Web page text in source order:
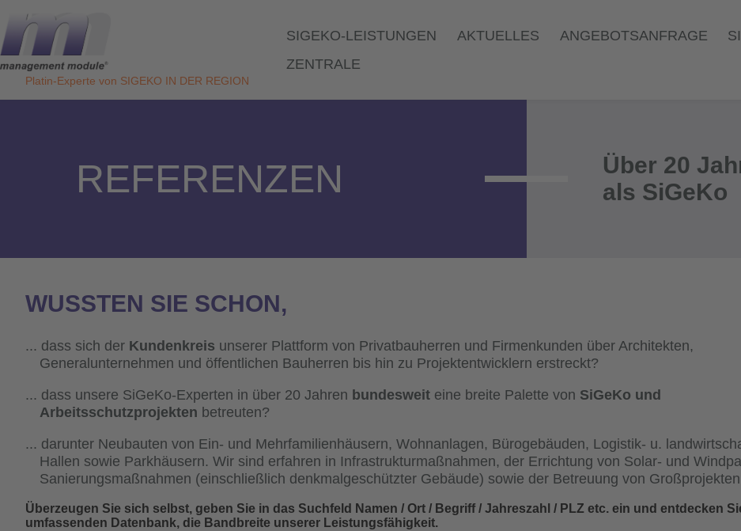
Inhalt
Platin-Experte von SIGEKO IN DER REGION
HAUPTNAVIGATION
SIGEKO-LEISTUNGEN AKTUELLES ANGEBOTSANFRAGE
ZENTRALE
REFERENZEN
Über 20
als SiGeKo
WUSSTEN SIE SCHON,
dass sich der Kundenkreis unserer Plattform von Privatbauherren und Firmenkunden über Architekten,
Generalunternehmen und öffentlichen Bauherren bis hin zu Projektentwicklern erstreckt?
dass unsere SiGeKo-Experten in über 20 Jahren bundesweit eine breite Palette von SiGeKo und
Arbeitsschutzprojekten betreuten?
darunter Neubauten von Ein- und Mehrfamilienhäusern, Wohnanlagen, Bürogebäuden, Logistik- u.
Hallen sowie Parkhäusern. Wir sind erfahren in Infrastrukturmaßnahmen, der Errichtung von Solar- und
Sanierungsmaßnahmen (einschließlich denkmalgeschützter Gebäude) sowie der Betreuung von
Überzeugen Sie sich selbst, geben Sie in das Suchfeld Namen / Ort / Begriff / Jahreszahl / PLZ etc. ein und entdecken
umfassenden Datenbank, die Bandbreite unserer Leistungsfähigkeit.